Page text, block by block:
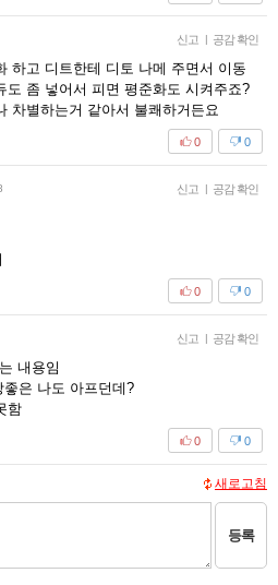
신고 | 공감 확인
하고 디트한테 디토 나메 주면서 이동
도 좀 넣어서 피면 평준화도 시켜주죠?
차별하는거 같아서 불쾌하거든요
0
0
신고 | 공감 확인
0
0
신고 | 공감 확인
내용임
은 나도 아프던데?
함
0
0
새로고침
등록